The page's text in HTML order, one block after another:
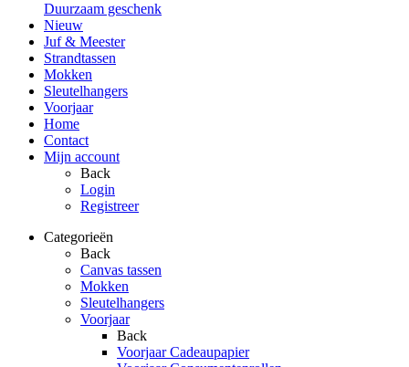
Duurzaam geschenk
Nieuw
Juf & Meester
Strandtassen
Mokken
Sleutelhangers
Voorjaar
Home
Contact
Mijn account
Back
Login
Registreer
Categorieën
Back
Canvas tassen
Mokken
Sleutelhangers
Voorjaar
Back
Voorjaar Cadeaupapier